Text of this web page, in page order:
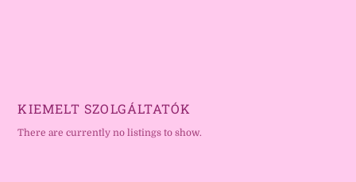
KIEMELT SZOLGÁLTATÓK
There are currently no listings to show.